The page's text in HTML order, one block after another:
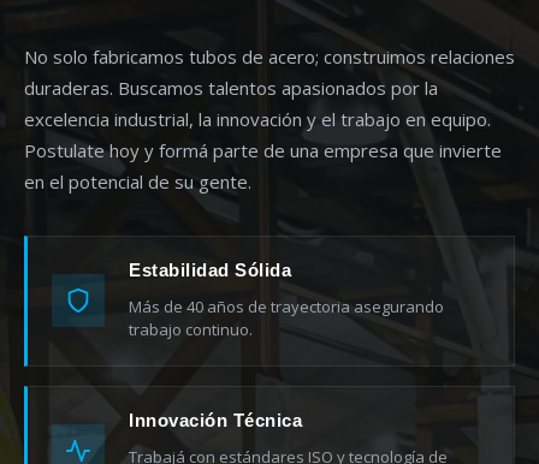
EMPLEO
REGISTRO
No solo fabricamos tubos de acero; construimos relaciones
duraderas. Buscamos talentos apasionados por la
excelencia industrial, la innovación y el trabajo en equipo.
Postulate hoy y formá parte de una empresa que invierte
en el potencial de su gente.
Estabilidad Sólida
Más de 40 años de trayectoria asegurando
trabajo continuo.
Innovación Técnica
Trabajá con estándares ISO y tecnología de